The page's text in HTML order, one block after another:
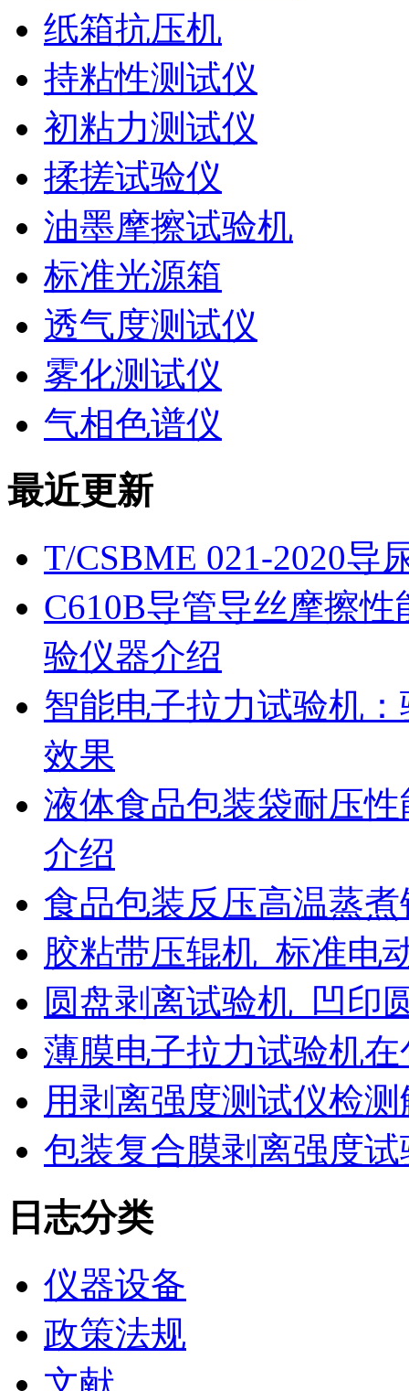
纸箱抗压机
持粘性测试仪
初粘力测试仪
揉搓试验仪
油墨摩擦试验机
标准光源箱
透气度测试仪
雾化测试仪
气相色谱仪
最近更新
T/CSBME 021-2020导
C610B导管导丝摩擦
验仪器介绍
智能电子拉力试验机
效果
液体食品包装袋耐压
介绍
食品包装反压高温蒸
胶粘带压辊机_标准电
圆盘剥离试验机_凹印
薄膜电子拉力试验机
用剥离强度测试仪检
包装复合膜剥离强度
日志分类
仪器设备
政策法规
文献